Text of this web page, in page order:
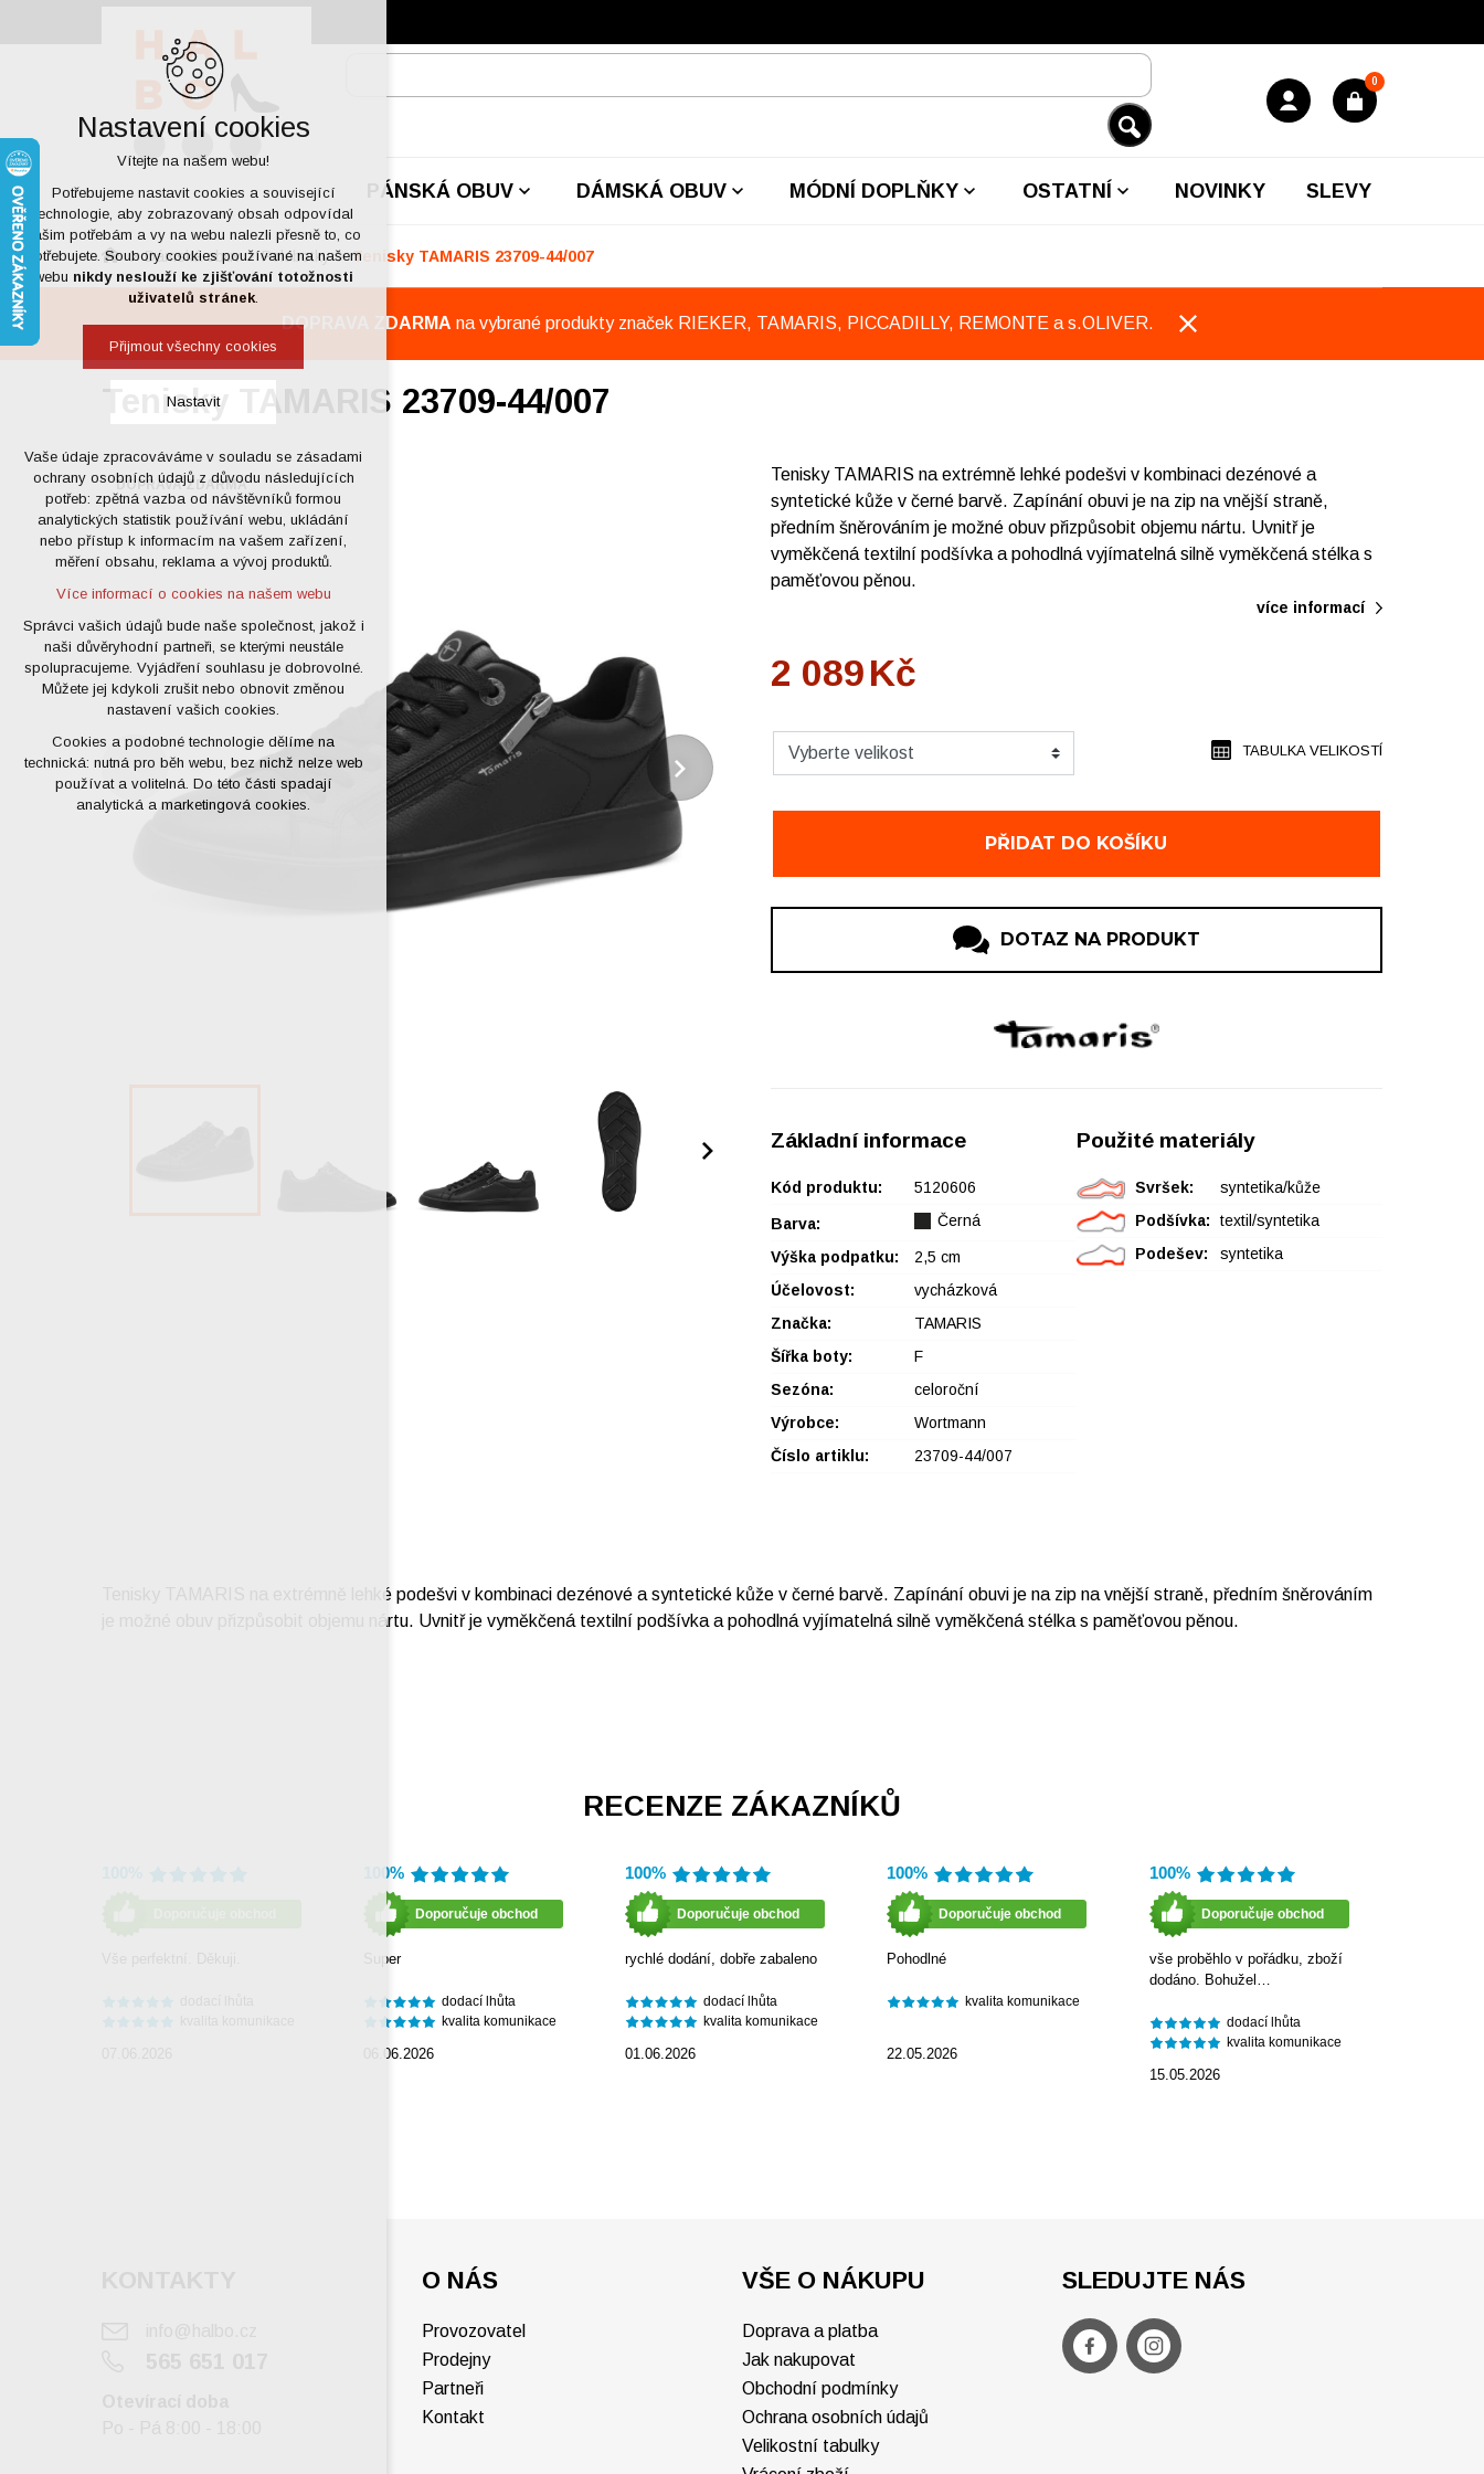
0
PÁNSKÁ OBUV DÁMSKÁ OBUV MÓDNÍ DOPLŇKY OSTATNÍ NOVINKY SLEVY
Dámská obuv Polobotky Tenisky TAMARIS 23709-44/007
DOPRAVA ZDARMA na vybrané produkty značek RIEKER, TAMARIS, PICCADILLY, REMONTE a s.OLIVER.
Tenisky TAMARIS 23709-44/007
DOPRAVA ZDARMA
Tenisky TAMARIS na extrémně lehké podešvi v kombinaci dezénové a
syntetické kůže v černé barvě. Zapínání obuvi je na zip na vnější straně,
předním šněrováním je možné obuv přizpůsobit objemu nártu. Uvnitř je
vyměkčená textilní podšívka a pohodlná vyjímatelná silně vyměkčená stélka s
paměťovou pěnou.
více informací
2 089Kč
PŘIDAT DO KOŠÍKU
TABULKA VELIKOSTÍ
DOTAZ NA PRODUKT
Základní informace
Kód produktu: 5120606
Barva: Černá
Výška podpatku:
2,5 cm
Účelovost:
vycházková
Značka:
TAMARIS
Šířka boty:
F
Sezóna:
celoroční
Výrobce:
Wortmann
Číslo artiklu:
23709-44/007
Použité materiály
Svršek:
syntetika/kůže
Podšívka:
textil/syntetika
Podešev:
syntetika
Tenisky TAMARIS na extrémně lehké podešvi v kombinaci dezénové a syntetické kůže v černé barvě. Zapínání obuvi je na zip na vnější straně, předním šněrováním
je možné obuv přizpůsobit objemu nártu. Uvnitř je vyměkčená textilní podšívka a pohodlná vyjímatelná silně vyměkčená stélka s paměťovou pěnou.
RECENZE ZÁKAZNÍKŮ
100%
Doporučuje obchod
Super
dodací lhůta
kvalita komunikace
06.06.2026
100%
Doporučuje obchod
rychlé dodání, dobře zabaleno
dodací lhůta
kvalita komunikace
01.06.2026
100%
Doporučuje obchod
Pohodlné
kvalita komunikace
22.05.2026
100%
Doporučuje obchod
vše proběhlo v pořádku, zboží
dodáno. Bohužel…
dodací lhůta
kvalita komunikace
15.05.2026
O NÁS
Provozovatel
Prodejny
Partneři
Kontakt
VŠE O NÁKUPU
Doprava a platba
Jak nakupovat
Obchodní podmínky
Ochrana osobních údajů
Velikostní tabulky
SLEDUJTE NÁS
Nastavení cookies
Vítejte na našem webu!
Potřebujeme nastavit cookies a související
technologie, aby zobrazovaný obsah odpovídal
vašim potřebám a vy na webu nalezli přesně to, co
potřebujete. Soubory cookies používané na našem
webu nikdy neslouží ke zjišťování totožnosti
uživatelů stránek.
Přijmout všechny cookies
Nastavit
Technická cookies
nutná pro provozování webu
udržení kontextu stránek (session):
případná přihlášení, volby jazyka, apod.
Volitelná cookies
analytická pro anonymizované
vyhodnocení návštěvnosti
marketingová cookies (Google)
Více informací o cookies na našem webu
Přijmout všechny cookies
Odmítnout vše
Vaše údaje zpracováváme v souladu se zásadami
ochrany osobních údajů z důvodu následujících
potřeb: zpětná vazba od návštěvníků formou
analytických statistik používání webu, ukládání
nebo přístup k informacím na vašem zařízení,
měření obsahu, reklama a vývoj produktů.
Více informací o cookies na našem webu
Správci vašich údajů bude naše společnost, jakož i
naši důvěryhodní partneři, se kterými neustále
spolupracujeme. Vyjádření souhlasu je dobrovolné.
Můžete jej kdykoli zrušit nebo obnovit změnou
nastavení vašich cookies.
Cookies a podobné technologie dělíme na
technická: nutná pro běh webu, bez nichž nelze web
používat a volitelná. Do této části spadají
analytická a marketingová cookies.